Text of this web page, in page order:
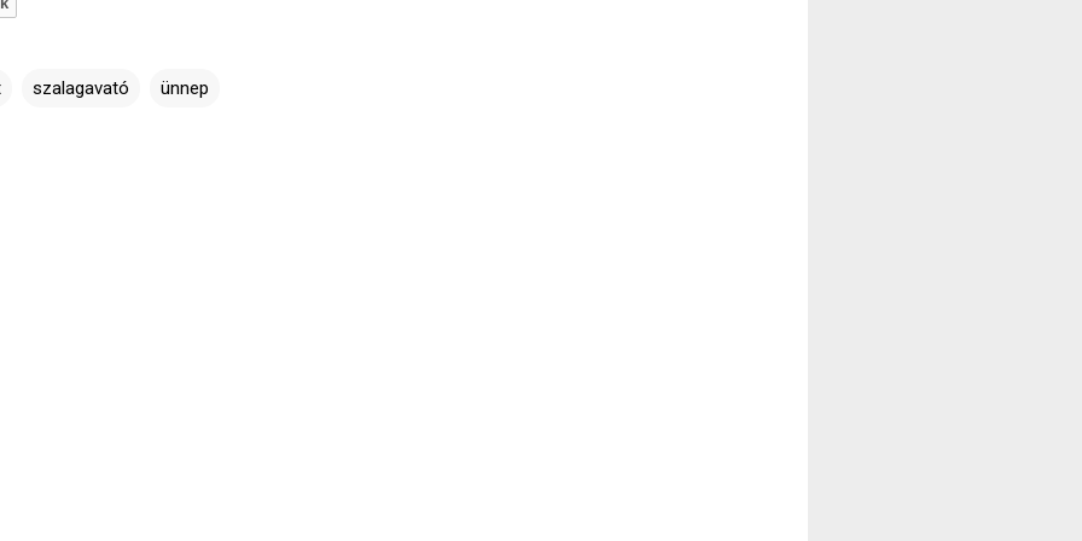
szalagavató ünnep